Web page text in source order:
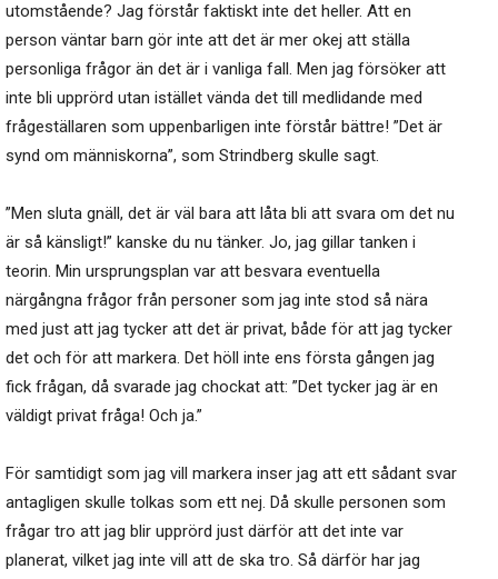
utomstående? Jag förstår faktiskt inte det heller. Att en
person väntar barn gör inte att det är mer okej att ställa
personliga frågor än det är i vanliga fall. Men jag försöker att
inte bli upprörd utan istället vända det till medlidande med
frågeställaren som uppenbarligen inte förstår bättre! ”Det är
synd om människorna”, som Strindberg skulle sagt.
”Men sluta gnäll, det är väl bara att låta bli att svara om det nu
är så känsligt!” kanske du nu tänker. Jo, jag gillar tanken i
teorin. Min ursprungsplan var att besvara eventuella
närgångna frågor från personer som jag inte stod så nära
med just att jag tycker att det är privat, både för att jag tycker
det och för att markera. Det höll inte ens första gången jag
fick frågan, då svarade jag chockat att: ”Det tycker jag är en
väldigt privat fråga! Och ja.”
För samtidigt som jag vill markera inser jag att ett sådant svar
antagligen skulle tolkas som ett nej. Då skulle personen som
frågar tro att jag blir upprörd just därför att det inte var
planerat, vilket jag inte vill att de ska tro. Så därför har jag